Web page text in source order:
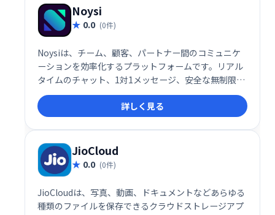
Noysi
0.0 (0件)
Noysiは、チーム、顧客、パートナー間のコミュニケ
ーションを効率化するプラットフォームです。リアル
タイムのチャット、1対1メッセージ、安全な無制限ク
ラウドストレージ、高度なタスクマネージャーなどを
提供。ビデオ通話、画面共有、ファイル共有にも対応
し、プロジェクトの整理や進捗管理をスムーズに行え
ます。アプリ連携機能も備え、既存ツールとの統合も
容易です。チーム、部門、プロジェクト単位での整理
も可能です。
詳しく見る
JioCloud
0.0 (0件)
JioCloudは、写真、動画、ドキュメントなどあらゆる
種類のファイルを保存できるクラウドストレージアプ